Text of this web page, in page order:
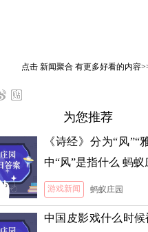
点击 新闻聚合有更多好看的内容
为您推荐
《诗经》分为“风”“
中“风”是指什么 蚂
游戏新闻 蚂蚁庄园
中国皮影戏什么时